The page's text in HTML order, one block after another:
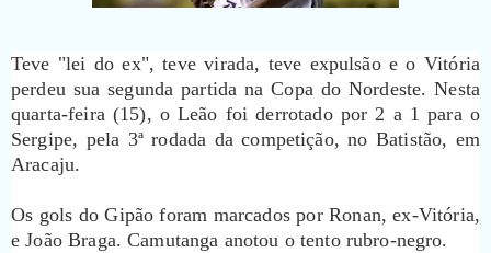
Teve "lei do ex", teve virada, teve expulsão e o Vitória
perdeu sua segunda partida na Copa do Nordeste. Nesta
quarta-feira (15), o Leão foi derrotado por 2 a 1 para o
Sergipe, pela 3ª rodada da competição, no Batistão, em
Aracaju.
Os gols do Gipão foram marcados por Ronan, ex-Vitória,
e João Braga. Camutanga anotou o tento rubro-negro.